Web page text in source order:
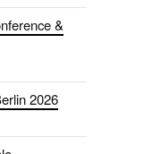
&
2026